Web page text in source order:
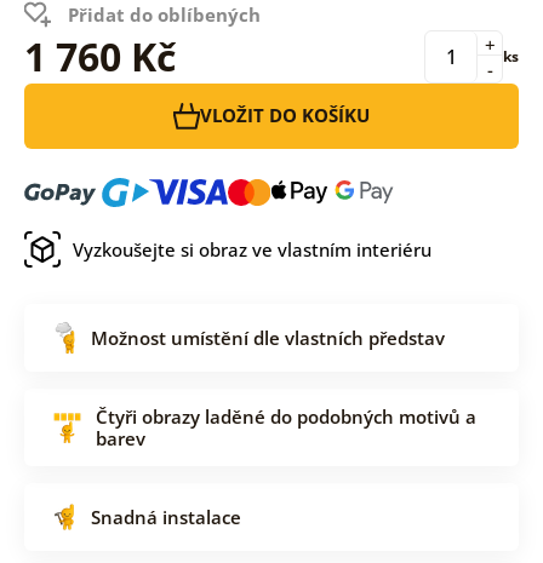
Přidat do oblíbených
1 760 Kč -
+ ks
VLOŽIT DO KOŠÍKU
Vyzkoušejte si obraz ve vlastním interiéru
Možnost umístění dle vlastních představ
Čtyři obrazy laděné do podobných motivů a
barev
Snadná instalace